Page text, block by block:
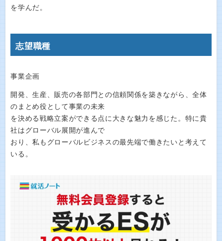
を学んだ。
志望職種
事業企画
開発、生産、販売の各部門との信頼関係を築きながら、全体
のまとめ役として事業の未来
を決める戦略立案ができる点に大きな魅力を感じた。特に貴
社はグローバル展開が進んで
おり、私もグローバルビジネスの最先端で働きたいと考えて
いる。